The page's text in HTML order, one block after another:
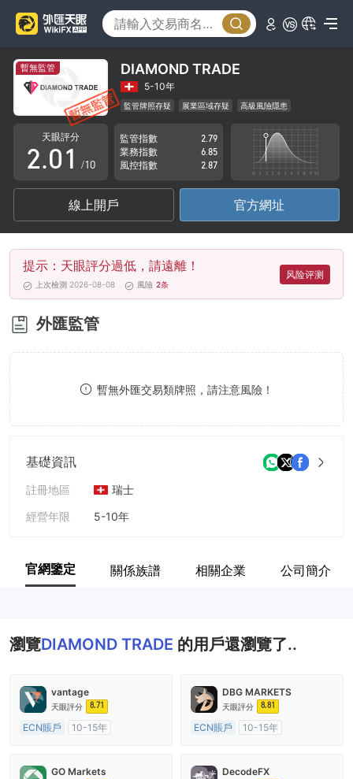
暫無監管 DIAMOND TRADE
5-10年
監管牌照存疑 展業區域存疑 高級風險隱患
天眼評分
0
1
2
3
4
5
6
7
8
.0
1
2
3
4
5
6
0
1
2
3
4
5
6
7
/10
監管指數
2.79
業務指數
6.85
風控指數
2.87
線上開戶 官方網址
提示：天眼評分過低，請遠離！
上次檢測 2026-08-08 風險 2条
风险评测
外匯監管
暫無外匯交易類牌照，請注意風險！
基礎資訊
註冊地區
瑞士
經營年限
5-10年
官網鑒定 關係族譜 相關企業 公司簡介
瀏覽DIAMOND TRADE 的用戶還瀏覽了..
vantage
天眼評分 8.71
ECN賬戶
10-15年
主標MT4
DBG MARKETS
天眼評分 8.81
ECN賬戶
10-15年
主標MT4
GO Markets DecodeFX